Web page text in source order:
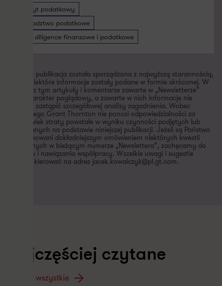
Audyt podatkowy
Doradztwo podatkowe
Due diligence finansowe i podatkowe
Niniejsza publikacja została sporządzona z najwyższą starannością,
jednak niektóre informacje zostały podane w formie skróconej. W
związku z tym artykuły i komentarze zawarte w „Newsletterze”
mają charakter poglądowy, a zawarte w nich informacje nie
powinny zastąpić szczegółowej analizy zagadnienia. Wobec
powyższego Grant Thornton nie ponosi odpowiedzialności za
jakiekolwiek straty powstałe w wyniku czynności podjętych lub
zaniechanych na podstawie niniejszej publikacji. Jeżeli są Państwo
zainteresowani dokładniejszym omówieniem niektórych kwestii
poruszonych w bieżącym numerze „Newslettera”, zachęcamy do
kontaktu i nawiązania współpracy. Wszelkie uwagi i sugestie
prosimy kierować na adres jacek.kowalczyk@pl.gt.com.
Najczęściej czytane
Zobacz wszystkie